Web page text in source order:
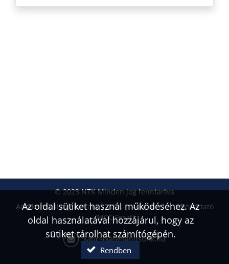
© 2023 NTK Minden jog fenntartva
Adatkezelési tájékoztató
GYIK
Adatkezelési tájékoztató
(MCC Feszt)
kapcsolat@tanitsunk.hu
Az oldal sütiket használ működéséhez. Az
oldal használatával hozzájárul, hogy az
sütiket tárolhat számítógépén.
Rendben